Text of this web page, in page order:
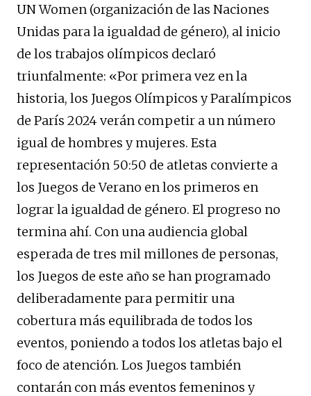
UN Women (organización de las Naciones
Unidas para la igualdad de género), al inicio
de los trabajos olímpicos declaró
triunfalmente: «Por primera vez en la
historia, los Juegos Olímpicos y Paralímpicos
de París 2024 verán competir a un número
igual de hombres y mujeres. Esta
representación 50:50 de atletas convierte a
los Juegos de Verano en los primeros en
lograr la igualdad de género. El progreso no
termina ahí. Con una audiencia global
esperada de tres mil millones de personas,
los Juegos de este año se han programado
deliberadamente para permitir una
cobertura más equilibrada de todos los
eventos, poniendo a todos los atletas bajo el
foco de atención. Los Juegos también
contarán con más eventos femeninos y